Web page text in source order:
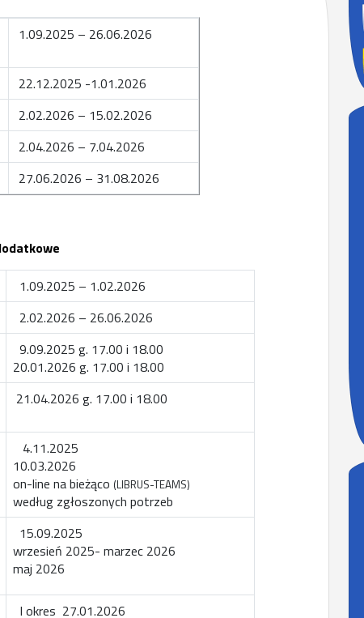
1.09.2025 – 26.06.2026
22.12.2025 -1.01.2026
2.02.2026 – 15.02.2026
2.04.2026 – 7.04.2026
27.06.2026 – 31.08.2026
1.09.2025 – 1.02.2026
2.02.2026 – 26.06.2026
9.09.2025 g. 17.00 i 18.00
20.01.2026 g. 17.00 i 18.00
21.04.2026 g. 17.00 i 18.00
4.11.2025
10.03.2026
on-line na bieżąco (LIBRUS-TEAMS)
według zgłoszonych potrzeb
15.09.2025
wrzesień 2025- marzec 2026
maj 2026
I okres 27.01.2026
k